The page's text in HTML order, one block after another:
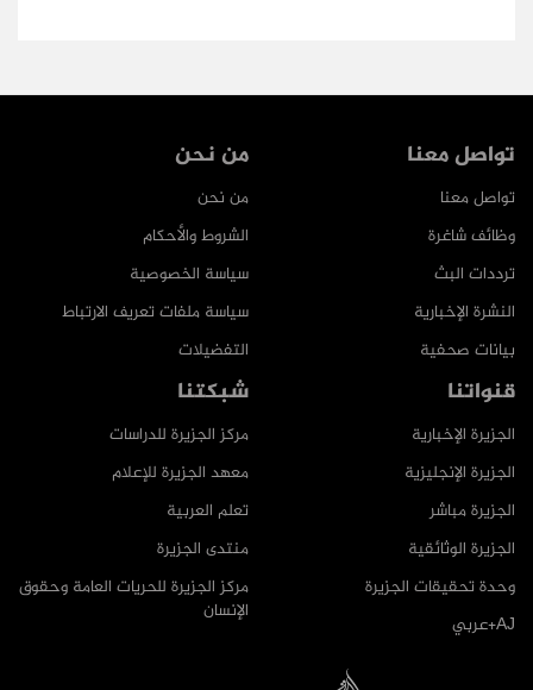
من نحن
من نحن
الشروط والأحكام
سياسة الخصوصية
سياسة ملفات تعريف الارتباط
التفضيلات
تواصل معنا
تواصل معنا
وظائف شاغرة
ترددات البث
النشرة الإخبارية
بيانات صحفية
شبكتنا
مركز الجزيرة للدراسات
معهد الجزيرة للإعلام
تعلم العربية
منتدى الجزيرة
مركز الجزيرة للحريات العامة وحقوق
الإنسان
قنواتنا
الجزيرة الإخبارية
الجزيرة الإنجليزية
الجزيرة مباشر
الجزيرة الوثائقية
وحدة تحقيقات الجزيرة
AJ+عربي